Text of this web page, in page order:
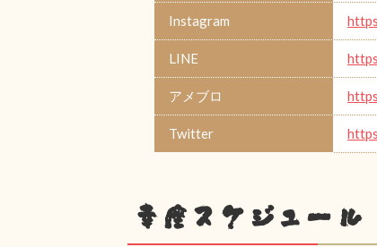
Instagram
LINE
アメブロ
Twitter
幸座スケジュール